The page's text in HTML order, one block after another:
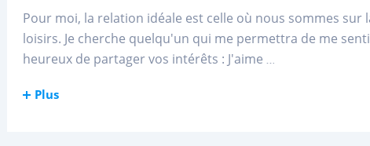
Pour moi, la relation idéale est celle où nous sommes
loisirs. Je cherche quelqu'un qui me permettra de me
heureux de partager vos intérêts : J'aime ...
Plus